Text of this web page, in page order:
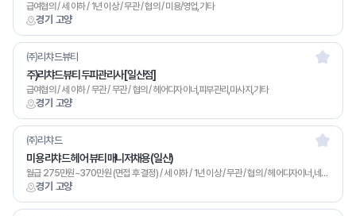
경기 고양
급여협의 / 세 이하 / 1년 이상 / 무관 / 협의 / 미용/영업,기타
경기 고양
㈜리챠드뷰티
주)리챠드뷰티 두피관리사 [일산점]
급여협의 / 세 이하 / 무관 / 무관 / 협의 / 헤어디자이너,피부관리,마사지,기타
경기 고양
㈜리챠드
미용 리챠드 헤어 뷰티 매니저채용 (일산)
월급 275만원~370만원 (면접 후 결정) / 세 이하 / 1년 이상 / 무관 / 협의 / 헤어디자이너,네일아트,메이크업,미용/영업,기타